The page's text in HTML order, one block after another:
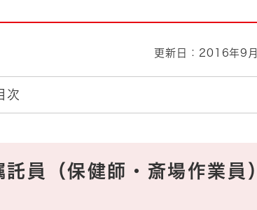
とじる
更新日：2016年9
次
託員（保健師・斎場作業員